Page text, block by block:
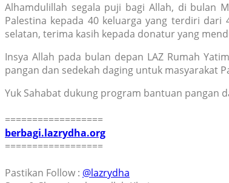
Alhamdulillah segala puji bagi Allah, di bulan
Palestina kepada 40 keluarga yang terdiri
selatan, terima kasih kepada donatur yang
Insya Allah pada bulan depan LAZ Rumah
pangan dan sedekah daging untuk masyarakat
Yuk Sahabat dukung program bantuan pangan
==================
berbagi.lazrydha.org
==================
Pastikan Follow : @lazrydha